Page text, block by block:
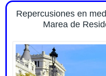
Repercusiones en
Marea de